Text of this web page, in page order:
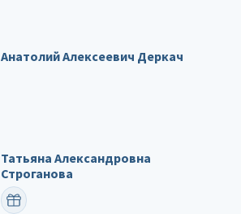
Анатолий Алексеевич Деркач
Татьяна Александровна
Строганова
ПОЗДРАВИТЬ